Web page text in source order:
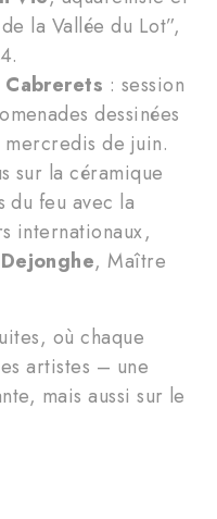
la Vallée du Lot”,
: session
dessinées
de juin.
sur la céramique
du feu avec la
internationaux,
, Maître
où chaque
artistes – une
mais aussi sur le